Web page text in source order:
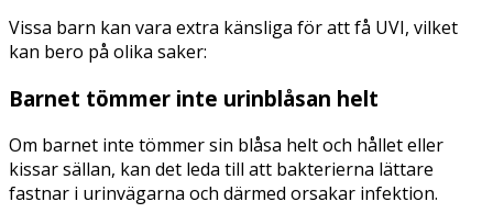
Vissa barn kan vara extra känsliga för att få UVI, vilket
kan bero på olika saker:
Barnet tömmer inte urinblåsan helt
Om barnet inte tömmer sin blåsa helt och hållet eller
kissar sällan, kan det leda till att bakterierna lättare
fastnar i urinvägarna och därmed orsakar infektion.